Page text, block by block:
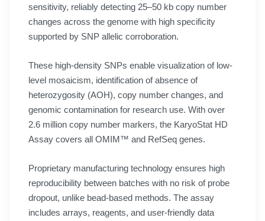
sensitivity, reliably detecting 25–50 kb copy number
changes across the genome with high specificity
supported by SNP allelic corroboration.
These high-density SNPs enable visualization of low-
level mosaicism, identification of absence of
heterozygosity (AOH), copy number changes, and
genomic contamination for research use. With over
2.6 million copy number markers, the KaryoStat HD
Assay covers all OMIM™ and RefSeq genes.
Proprietary manufacturing technology ensures high
reproducibility between batches with no risk of probe
dropout, unlike bead-based methods. The assay
includes arrays, reagents, and user-friendly data